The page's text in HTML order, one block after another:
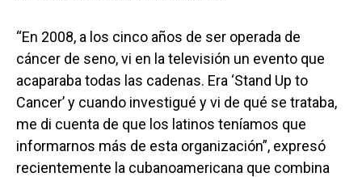
“En 2008, a los cinco años de ser operada de
cáncer de seno, vi en la televisión un evento que
acaparaba todas las cadenas. Era ‘Stand Up to
Cancer’ y cuando investigué y vi de qué se trataba,
me di cuenta de que los latinos teníamos que
informarnos más de esta organización”, expresó
recientemente la cubanoamericana que combina